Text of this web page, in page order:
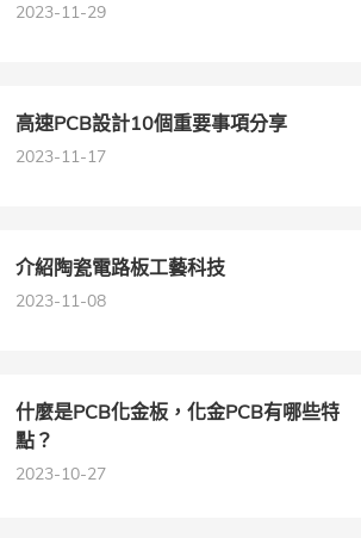
2023-11-29
高速PCB設計10個重要事項分享
2023-11-17
介紹陶瓷電路板工藝科技
2023-11-08
什麼是PCB化金板，化金PCB有哪些特
點？
2023-10-27